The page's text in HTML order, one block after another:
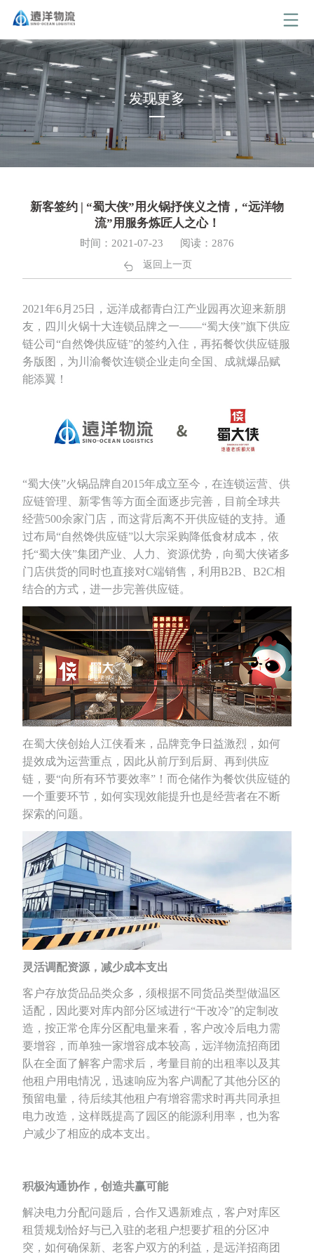
发现更多
新客签约 | “蜀大侠”用火锅抒侠义之情，“远洋物
流”用服务炼匠人之心！
时间：2021-07-23 阅读：2876
返回上一页
2021年6月25日，远洋成都青白江产业园再次迎来新朋
友，四川火锅十大连锁品牌之一——“蜀大侠”旗下供应
链公司“自然馋供应链”的签约入住，再拓餐饮供应链服
务版图，为川渝餐饮连锁企业走向全国、成就爆品赋
能添翼！
“蜀大侠”火锅品牌自2015年成立至今，在连锁运营、供
应链管理、新零售等方面全面逐步完善，目前全球共
经营500余家门店，而这背后离不开供应链的支持。通
过布局“自然馋供应链”以大宗采购降低食材成本，依
托“蜀大侠”集团产业、人力、资源优势，向蜀大侠诸多
门店供货的同时也直接对C端销售，利用B2B、B2C相
结合的方式，进一步完善供应链。
在蜀大侠创始人江侠看来，品牌竞争日益激烈，如何
提效成为运营重点，因此从前厅到后厨、再到供应
链，要“向所有环节要效率”！而仓储作为餐饮供应链的
一个重要环节，如何实现效能提升也是经营者在不断
探索的问题。
灵活调配资源，减少成本支出
客户存放货品品类众多，须根据不同货品类型做温区
适配，因此要对库内部分区域进行“干改冷”的定制改
造，按正常仓库分区配电量来看，客户改冷后电力需
要增容，而单独一家增容成本较高，远洋物流招商团
队在全面了解客户需求后，考量目前的出租率以及其
他租户用电情况，迅速响应为客户调配了其他分区的
预留电量，待后续其他租户有增容需求时再共同承担
电力改造，这样既提高了园区的能源利用率，也为客
户减少了相应的成本支出。
积极沟通协作，创造共赢可能
解决电力分配问题后，合作又遇新难点，客户对库区
租赁规划恰好与已入驻的老租户想要扩租的分区冲
突，如何确保新、老客户双方的利益，是远洋招商团